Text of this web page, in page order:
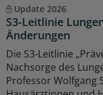
Update 2026
S3-Leitlinie
Änderungen
Die S3-Leitlinie
Nachsorge des
Professor Wolfgang